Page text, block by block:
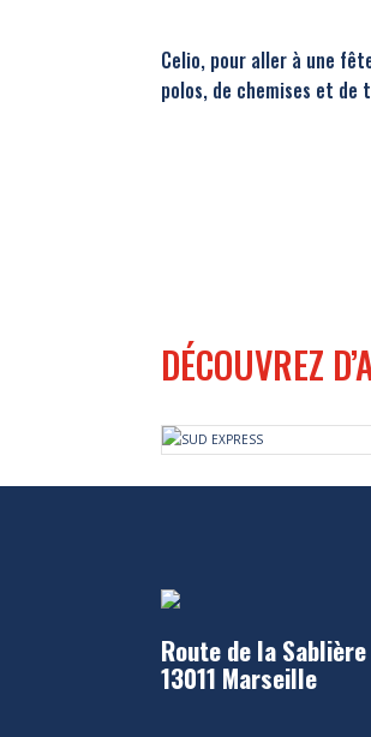
Celio, pour aller à une
polos, de chemises et
DÉCOUVREZ
Route de la Sablière
13011 Marseille